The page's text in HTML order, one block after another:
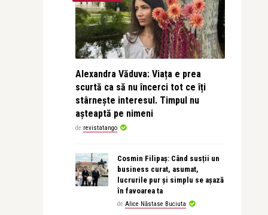
Alexandra Văduva: Viața e prea
scurtă ca să nu încerci tot ce îți
stârnește interesul. Timpul nu
așteaptă pe nimeni
de revistatango
Cosmin Filipaș: Când susții un
business curat, asumat,
lucrurile pur și simplu se așază
în favoarea ta
de Alice Năstase Buciuta